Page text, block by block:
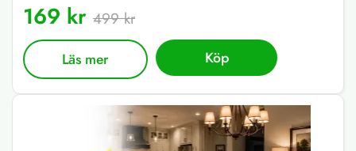
169 kr 499 kr
Läs mer Köp